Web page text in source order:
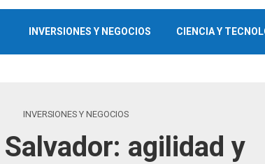
INVERSIONES Y NEGOCIOS CIENCIA Y
INVERSIONES Y NEGOCIOS
agilidad y